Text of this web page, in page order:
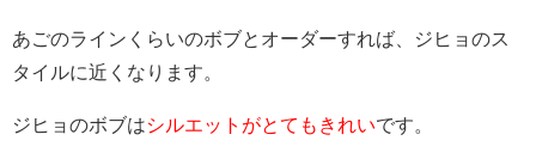
あごのラインくらいのボブとオーダーすれば、ジヒョのス
タイルに近くなります。
ジヒョのボブはシルエットがとてもきれいです。